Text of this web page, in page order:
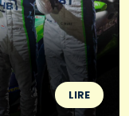
LIRE